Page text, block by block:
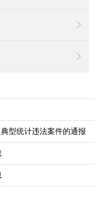
型统计违法案件的通报